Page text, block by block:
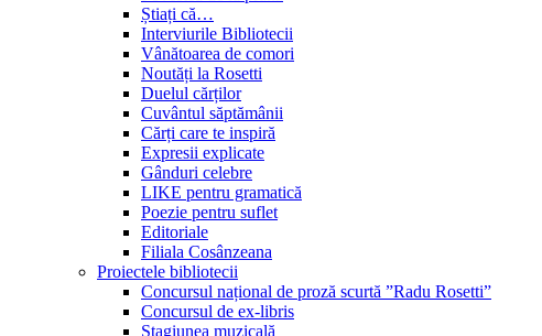
Știați că…
Interviurile Bibliotecii
Vânătoarea de comori
Noutăți la Rosetti
Duelul cărților
Cuvântul săptămânii
Cărți care te inspiră
Expresii explicate
Gânduri celebre
LIKE pentru gramatică
Poezie pentru suflet
Editoriale
Filiala Cosânzeana
Proiectele bibliotecii
Concursul național de proză scurtă ”Radu Rosetti”
Concursul de ex-libris
Stagiunea muzicală